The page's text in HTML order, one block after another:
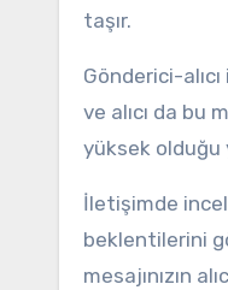
taşır.
Gönderici-
ve alıcı da bu
yüksek olduğu
İletişimde
beklentilerini
mesajınızın